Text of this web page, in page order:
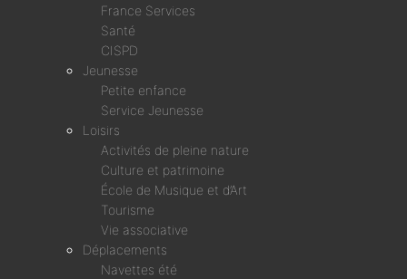
France Services
Santé
CISPD
Jeunesse
Petite enfance
Service Jeunesse
Loisirs
Activités de pleine nature
Culture et patrimoine
École de Musique et d’Art
Tourisme
Vie associative
Déplacements
Navettes été